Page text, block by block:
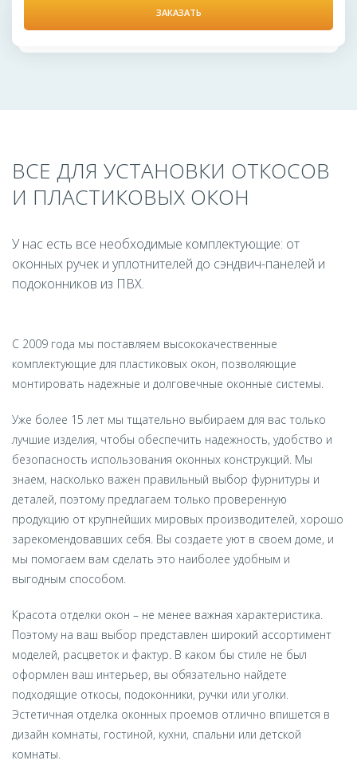
ЗАКАЗАТЬ
ВСЕ ДЛЯ УСТАНОВКИ ОТКОСОВ
И ПЛАСТИКОВЫХ ОКОН
У нас есть все необходимые комплектующие: от
оконных ручек и уплотнителей до сэндвич-панелей и
подоконников из ПВХ.
С 2009 года мы поставляем высококачественные
комплектующие для пластиковых окон, позволяющие
монтировать надежные и долговечные оконные системы.
Уже более 15 лет мы тщательно выбираем для вас только
лучшие изделия, чтобы обеспечить надежность, удобство и
безопасность использования оконных конструкций. Мы
знаем, насколько важен правильный выбор фурнитуры и
деталей, поэтому предлагаем только проверенную
продукцию от крупнейших мировых производителей, хорошо
зарекомендовавших себя. Вы создаете уют в своем доме, и
мы помогаем вам сделать это наиболее удобным и
выгодным способом.
Красота отделки окон – не менее важная характеристика.
Поэтому на ваш выбор представлен широкий ассортимент
моделей, расцветок и фактур. В каком бы стиле не был
оформлен ваш интерьер, вы обязательно найдете
подходящие откосы, подоконники, ручки или уголки.
Эстетичная отделка оконных проемов отлично впишется в
дизайн комнаты, гостиной, кухни, спальни или детской
комнаты.